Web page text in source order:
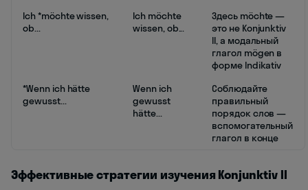
Ich *möchte wissen,
ob...
Ich möchte
wissen, ob...
Здесь möchte —
это не Konjunktiv
II, а модальный
глагол mögen в
форме Indikativ
*Wenn ich hätte
gewusst...
Wenn ich
gewusst
hätte...
Соблюдайте
правильный
порядок слов —
вспомогательный
глагол в конце
Эффективные стратегии изучения Konjunktiv II